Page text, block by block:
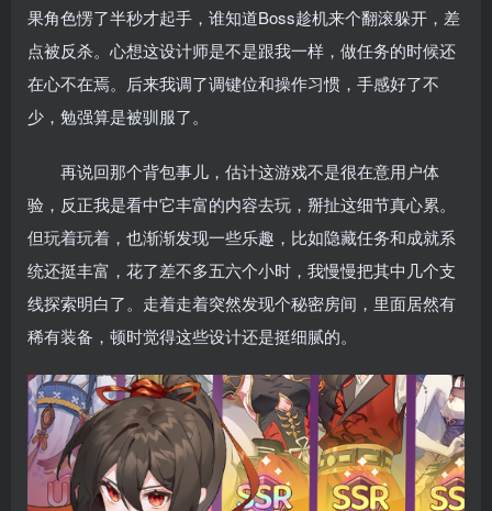
果角色愣了半秒才起手，谁知道Boss趁机来个翻滚躲开，差
点被反杀。心想这设计师是不是跟我一样，做任务的时候还
在心不在焉。后来我调了调键位和操作习惯，手感好了不
少，勉强算是被驯服了。
再说回那个背包事儿，估计这游戏不是很在意用户体
验，反正我是看中它丰富的内容去玩，掰扯这细节真心累。
但玩着玩着，也渐渐发现一些乐趣，比如隐藏任务和成就系
统还挺丰富，花了差不多五六个小时，我慢慢把其中几个支
线探索明白了。走着走着突然发现个秘密房间，里面居然有
稀有装备，顿时觉得这些设计还是挺细腻的。